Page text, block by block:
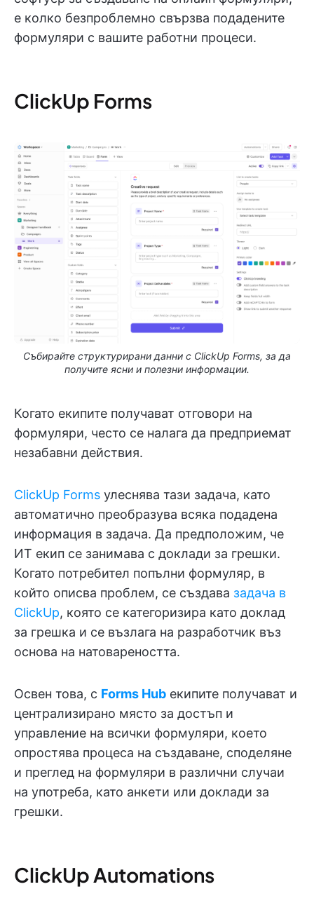
е колко безпроблемно свързва подадените
формуляри с вашите работни процеси.
ClickUp Forms
Събирайте структурирани данни с ClickUp Forms, за да
получите ясни и полезни информации.
Когато екипите получават отговори на
формуляри, често се налага да предприемат
незабавни действия.
ClickUp Forms улеснява тази задача, като
автоматично преобразува всяка подадена
информация в задача. Да предположим, че
ИТ екип се занимава с доклади за грешки.
Когато потребител попълни формуляр, в
който описва проблем, се създава задача в
ClickUp, която се категоризира като доклад
за грешка и се възлага на разработчик въз
основа на натовареността.
Освен това, с Forms Hub екипите получават и
централизирано място за достъп и
управление на всички формуляри, което
опростява процеса на създаване, споделяне
и преглед на формуляри в различни случаи
на употреба, като анкети или доклади за
грешки.
ClickUp Automations